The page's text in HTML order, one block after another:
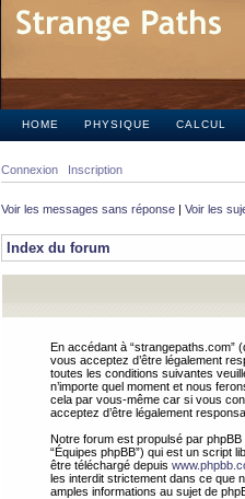
HOME PHYSIQUE CALCUL
Connexion Inscription
Voir les messages sans réponse | Voir les
Index du forum
En accédant à “strangepaths.com”
vous acceptez d’être légalement
toutes les conditions suivantes
n’importe quel moment et nous
cela par vous-même car si vous
acceptez d’être légalement
Notre forum est propulsé par phpBB
“Équipes phpBB”) qui est un script
être téléchargé depuis
les interdit strictement dans ce que
amples informations au sujet de